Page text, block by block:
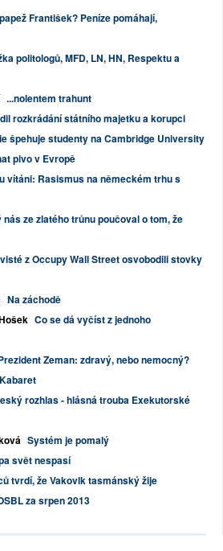
František? Peníze pomáhají,
politologů, MFD, LN, HN, Respektu a
...nolentem trahunt
rozkrádání státního majetku a korupci
špehuje studenty na Cambridge University
pivo v Evropě
vítáni: Rasismus na německém trhu s
nás ze zlatého trůnu poučoval o tom, že
z Occupy Wall Street osvobodili stovky
Na záchodě
Co se dá vyčíst z jednoho
Zeman: zdravý, nebo nemocný?
Kabaret
rozhlas - hlásná trouba Exekutorské
Systém je pomalý
svět nespasí
tvrdí, že Vakovlk tasmánský žije
za srpen 2013